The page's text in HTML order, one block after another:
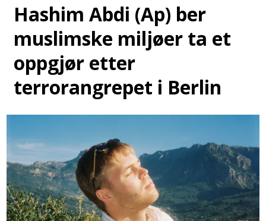
Hashim Abdi (Ap) ber
muslimske miljøer ta et
oppgjør etter
terrorangrepet i Berlin